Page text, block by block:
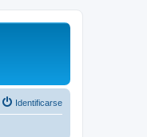
Identificarse